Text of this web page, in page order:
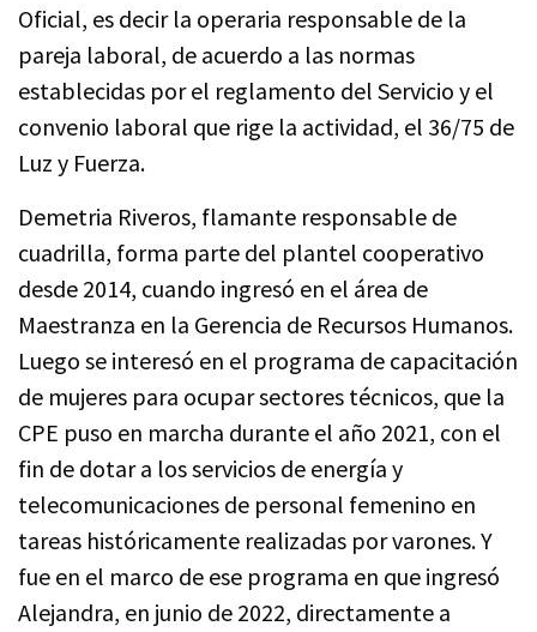
Oficial, es decir la operaria responsable de la
pareja laboral, de acuerdo a las normas
establecidas por el reglamento del Servicio y el
convenio laboral que rige la actividad, el 36/75 de
Luz y Fuerza.
Demetria Riveros, flamante responsable de
cuadrilla, forma parte del plantel cooperativo
desde 2014, cuando ingresó en el área de
Maestranza en la Gerencia de Recursos Humanos.
Luego se interesó en el programa de capacitación
de mujeres para ocupar sectores técnicos, que la
CPE puso en marcha durante el año 2021, con el
fin de dotar a los servicios de energía y
telecomunicaciones de personal femenino en
tareas históricamente realizadas por varones. Y
fue en el marco de ese programa en que ingresó
Alejandra, en junio de 2022, directamente a